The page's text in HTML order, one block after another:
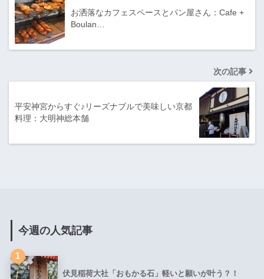
お洒落なカフェスペースとパン屋さん：Cafe +
Boulan…
次の記事
平安神宮からすぐ♪リーズナブルで美味しい京都
料理：大明神総本舗
今週の人気記事
伏見稲荷大社「おもかる石」軽いと願いが叶う？！